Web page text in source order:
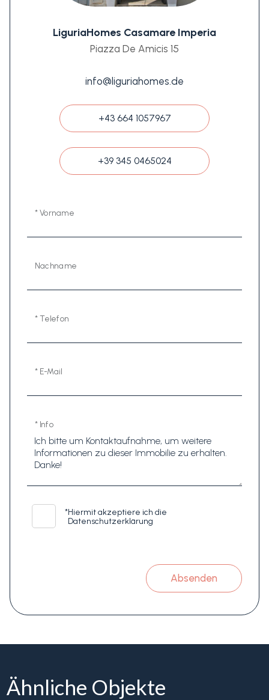
LiguriaHomes Casamare Imperia
Piazza De Amicis 15
info@liguriahomes.de
+43 664 1057967
+39 345 0465024
* Vorname
Nachname
* Telefon
* E-Mail
* Info
*Hiermit akzeptiere ich die
Datenschutzerklärung
Absenden
Ähnliche Objekte